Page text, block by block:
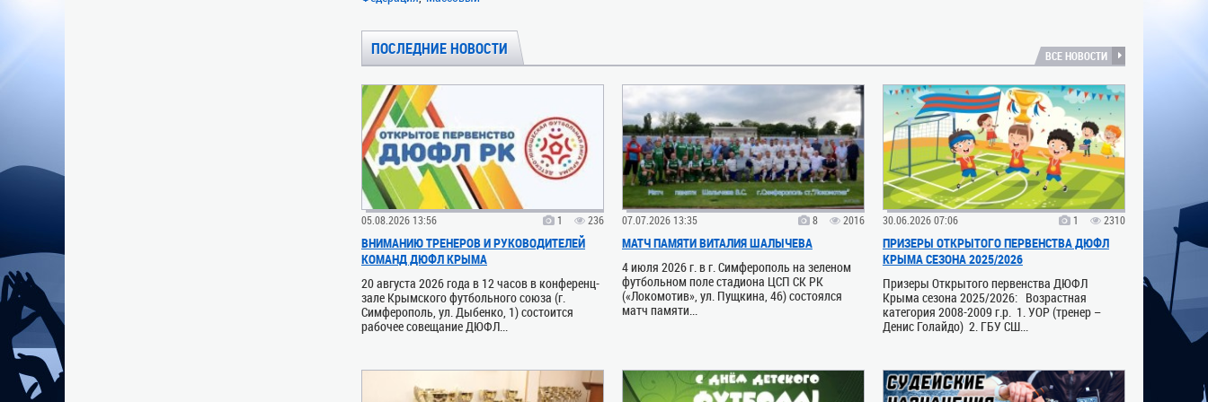
ПОСЛЕДНИЕ НОВОСТИ ВСЕ НОВОСТИ
05.08.2026 13:56 1 236
ВНИМАНИЮ ТРЕНЕРОВ И РУКОВОДИТЕЛЕЙ
КОМАНД ДЮФЛ КРЫМА
20 августа 2026 года в 12 часов в конференц-
зале Крымского футбольного союза (г.
Симферополь, ул. Дыбенко, 1) состоится
рабочее совещание ДЮФЛ...
07.07.2026 13:35 8 2016
МАТЧ ПАМЯТИ ВИТАЛИЯ ШАЛЫЧЕВА
4 июля 2026 г. в г. Симферополь на зеленом
футбольном поле стадиона ЦСП СК РК
(«Локомотив», ул. Пущкина, 46) состоялся
матч памяти...
30.06.2026 07:06 1 2310
ПРИЗЕРЫ ОТКРЫТОГО ПЕРВЕНСТВА ДЮФЛ
КРЫМА СЕЗОНА 2025/2026
Призеры Открытого первенства ДЮФЛ
Крыма сезона 2025/2026: Возрастная
категория 2008-2009 г.р. 1. УОР (тренер –
Денис Голайдо) 2. ГБУ СШ...